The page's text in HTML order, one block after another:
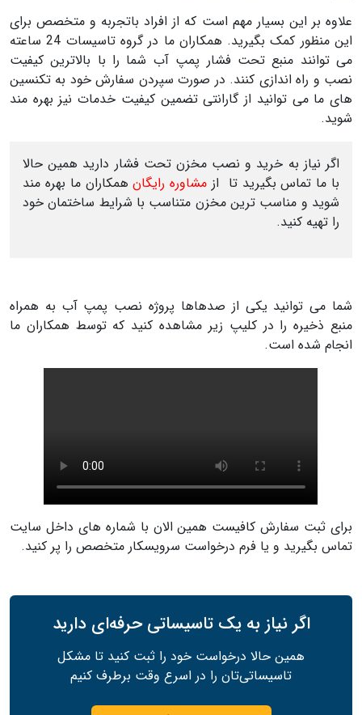
علاوه بر این بسیار مهم است که از افراد باتجربه و متخصص برای
این منظور کمک بگیرید. همکاران ما در گروه تاسیسات 24 ساعته
می توانند منبع تحت فشار پمپ آب شما را با بالاترین کیفیت
نصب و راه اندازی کنند. در صورت سپردن سفارش خود به تکنسین
های ما می توانید از گارانتی تضمین کیفیت خدمات نیز بهره مند
شوید.
اگر نیاز به خرید و نصب مخزن تحت فشار دارید همین حالا
با ما تماس بگیرید تا از مشاوره رایگانهمکاران ما بهره مند
شوید و مناسب ترین مخزن متناسب با شرایط ساختمان خود
را تهیه کنید.
شما می توانید یکی از صدهاها پروژه نصب پمپ آب به همراه
منبع ذخیره را در کلیپ زیر مشاهده کنید که توسط همکاران ما
انجام شده است.
برای ثبت سفارش کافیست همین الان با شماره های داخل سایت
تماس بگیرید و یا فرم درخواست سرویسکار متخصص را پر کنید.
اگر نیاز به یک تاسیساتی حرفه‌ای دارید
همین حالا درخواست خود را ثبت کنید تا مشکل
تاسیساتی‌تان را در اسرع وقت برطرف کنیم